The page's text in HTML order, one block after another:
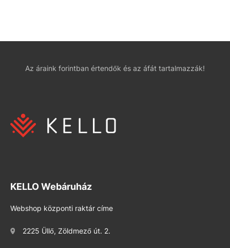
Az áraink forintban értendők és az áfát tartalmazzák!
KELLO Webáruház
Webshop központi raktár címe
2225 Üllő, Zöldmező út. 2.